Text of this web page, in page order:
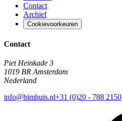
Contact
Archief
Cookievoorkeuren
Contact
Piet Heinkade 3
1019 BR Amsterdam
Nederland
info@bimhuis.nl+31 (0)20 - 788 2150